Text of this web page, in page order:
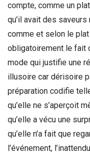
compte, comme un
qu’il avait des saveurs
comme et selon le plat
obligatoirement le fait
mode qui justifie une
illusoire car dérisoire
préparation codifie
qu’elle ne s’aperçoit
qu’elle a vécu une
qu’elle n’a fait que
l’événement,